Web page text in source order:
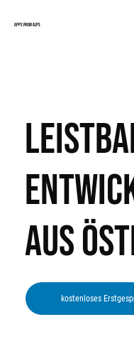
APPS FROM ALPS
aus
kostenloses